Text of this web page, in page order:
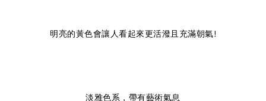
明亮的黃色會讓人看起來更活潑且充滿朝氣!
淡雅色系，帶有藝術氣息